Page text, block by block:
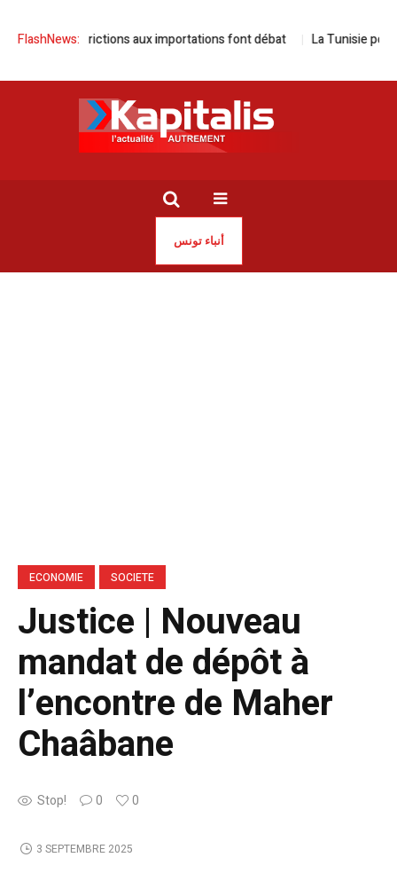
FlashNews:
Les restrictions aux importations font débat La Tunisie pourrait
أنباء تونس
ECONOMIE SOCIETE
Justice | Nouveau
mandat de dépôt à
l’encontre de Maher
Chaâbane
Stop! 0 0
3 SEPTEMBRE 2025